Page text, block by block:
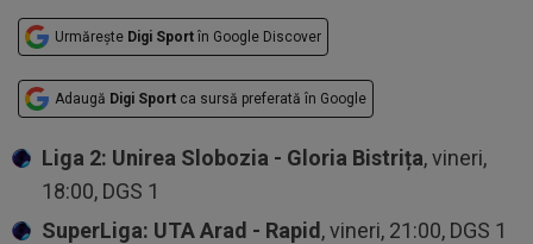
Urmărește Digi Sport în Google Discover
Adaugă Digi Sport ca sursă preferată în Google
Liga 2: Unirea Slobozia - Gloria Bistrița, vineri,
18:00, DGS 1
SuperLiga: UTA Arad - Rapid , vineri, 21:00, DGS 1